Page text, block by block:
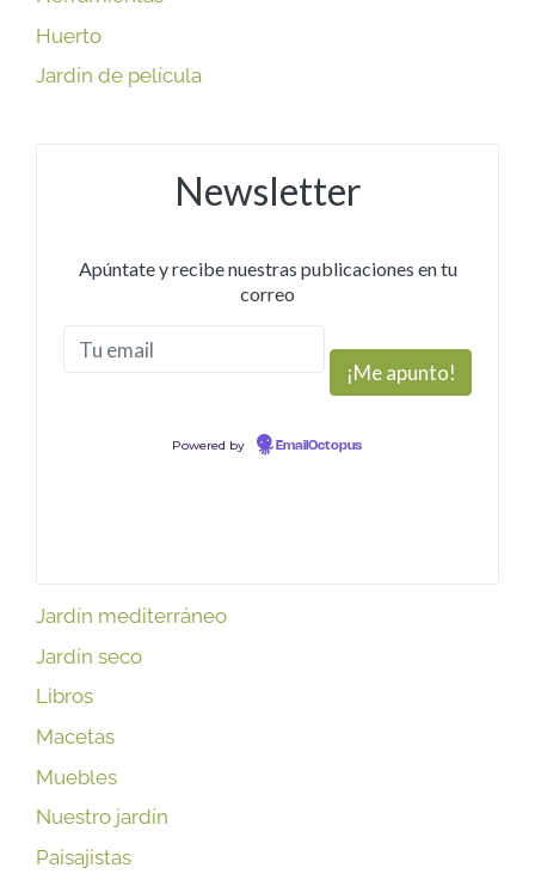
Huerto
Jardín de película
Newsletter
Apúntate y recibe nuestras publicaciones en tu
correo
Powered by EmailOctopus
Jardín mediterráneo
Jardín seco
Libros
Macetas
Muebles
Nuestro jardín
Paisajistas